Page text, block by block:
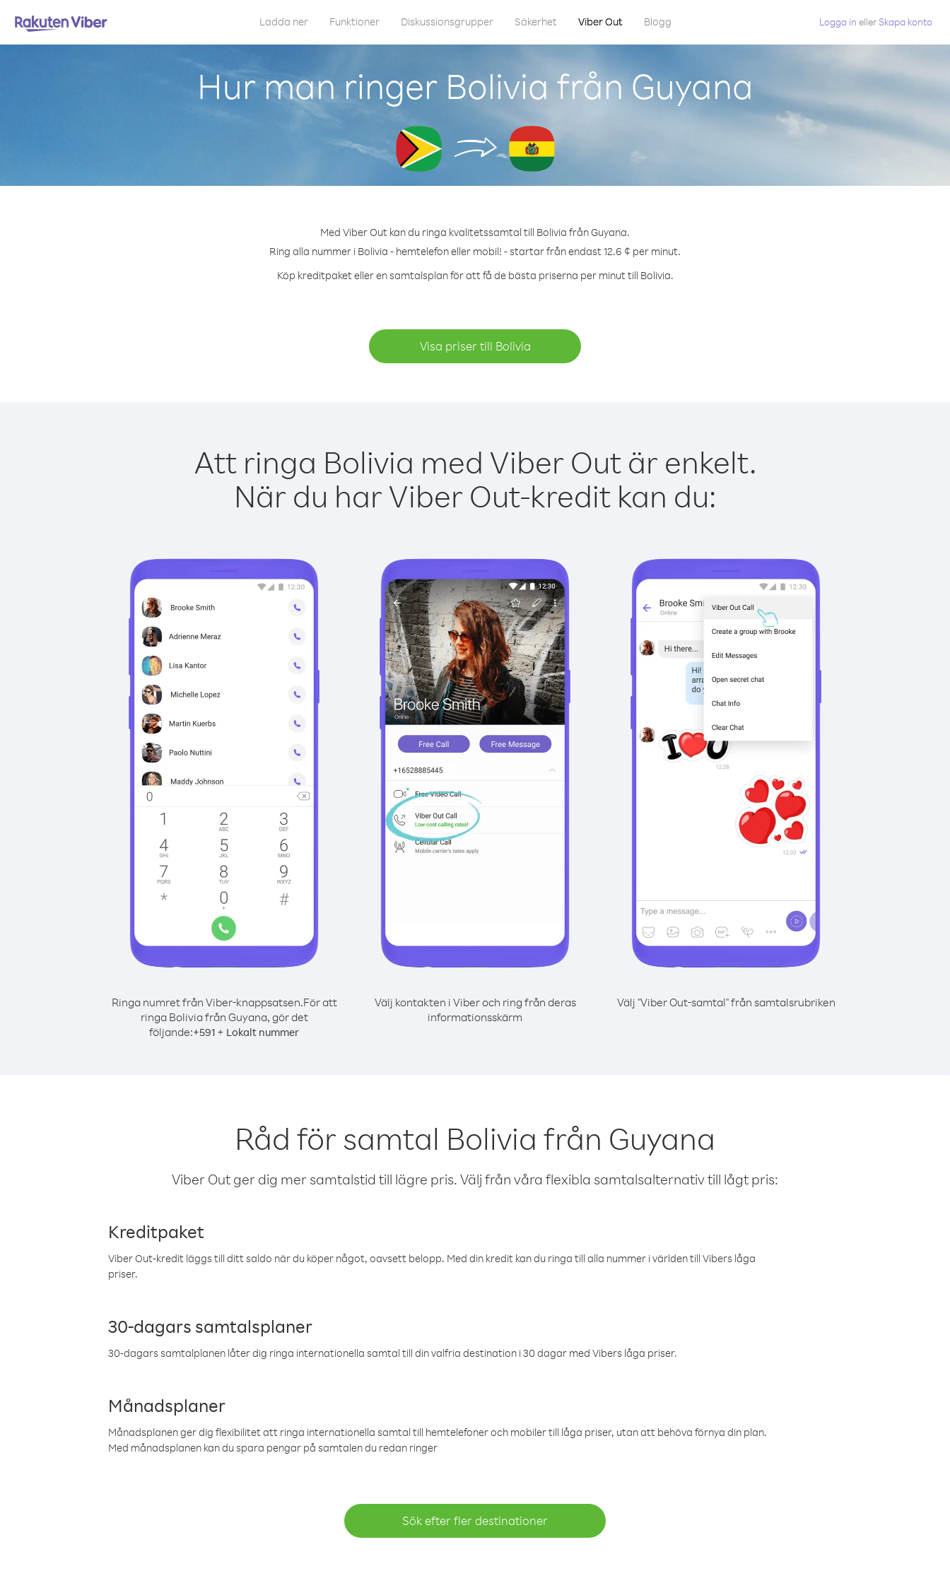
Ladda ner Funktioner Diskussionsgrupper Säkerhet Viber Out Blogg Logga in eller Skapa konto
Hur man ringer Bolivia från Guyana
Med Viber Out kan du ringa kvalitetssamtal till Bolivia från Guyana.
Ring alla nummer i Bolivia - hemtelefon eller mobil! - startar från endast 12.6 ¢ per minut.
Köp kreditpaket eller en samtalsplan för att få de bästa priserna per minut till Bolivia.
Visa priser till Bolivia
Att ringa Bolivia med Viber Out är enkelt.
När du har Viber Out-kredit kan du:
Ringa numret från Viber-knappsatsen.För att
ringa Bolivia från Guyana, gör det
följande:+591 + Lokalt nummer
Välj kontakten i Viber och ring från deras
informationsskärm
Välj "Viber Out-samtal" från samtalsrubriken
Råd för samtal Bolivia från Guyana
Viber Out ger dig mer samtalstid till lägre pris. Välj från våra flexibla samtalsalternativ till lågt pris:
Kreditpaket
Viber Out-kredit läggs till ditt saldo när du köper något, oavsett belopp. Med din kredit kan du ringa till alla nummer i världen till Vibers låga
priser.
30-dagars samtalsplaner
30-dagars samtalplanen låter dig ringa internationella samtal till din valfria destination i 30 dagar med Vibers låga priser.
Månadsplaner
Månadsplanen ger dig flexibilitet att ringa internationella samtal till hemtelefoner och mobiler till låga priser, utan att behöva förnya din plan.
Med månadsplanen kan du spara pengar på samtalen du redan ringer
Sök efter fler destinationer